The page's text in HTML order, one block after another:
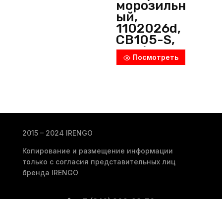
морозильн
ый,
1102026d,
CB105-S,
Polair
(Россия)
Посмотреть
2015 – 2024 IRENGO
Копирование и размещение информации
только с согласия представительных лиц
бренда IRENGO